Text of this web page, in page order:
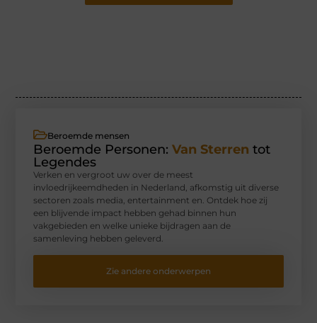
Beroemde mensen
Beroemde Personen:Van Sterren tot
Legendes
Verken en vergroot uw over de meest
invloedrijkeemdheden in Nederland, afkomstig uit diverse
sectoren zoals media, entertainment en. Ontdek hoe zij
een blijvende impact hebben gehad binnen hun
vakgebieden en welke unieke bijdragen aan de
samenleving hebben geleverd.
Zie andere onderwerpen